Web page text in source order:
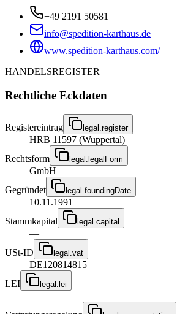
+49 2191 50581
info@spedition-karthaus.de
www.spedition-karthaus.com/
HANDELSREGISTER
Rechtliche Eckdaten
Registereintrag legal.register
HRB 11597 (Wuppertal)
Rechtsform
legal.legalForm
GmbH
Gegründet
legal.foundingDate
10.11.1991
Stammkapital
legal.capital
—
USt-ID
legal.vat
DE120814815
LEI
legal.lei
—